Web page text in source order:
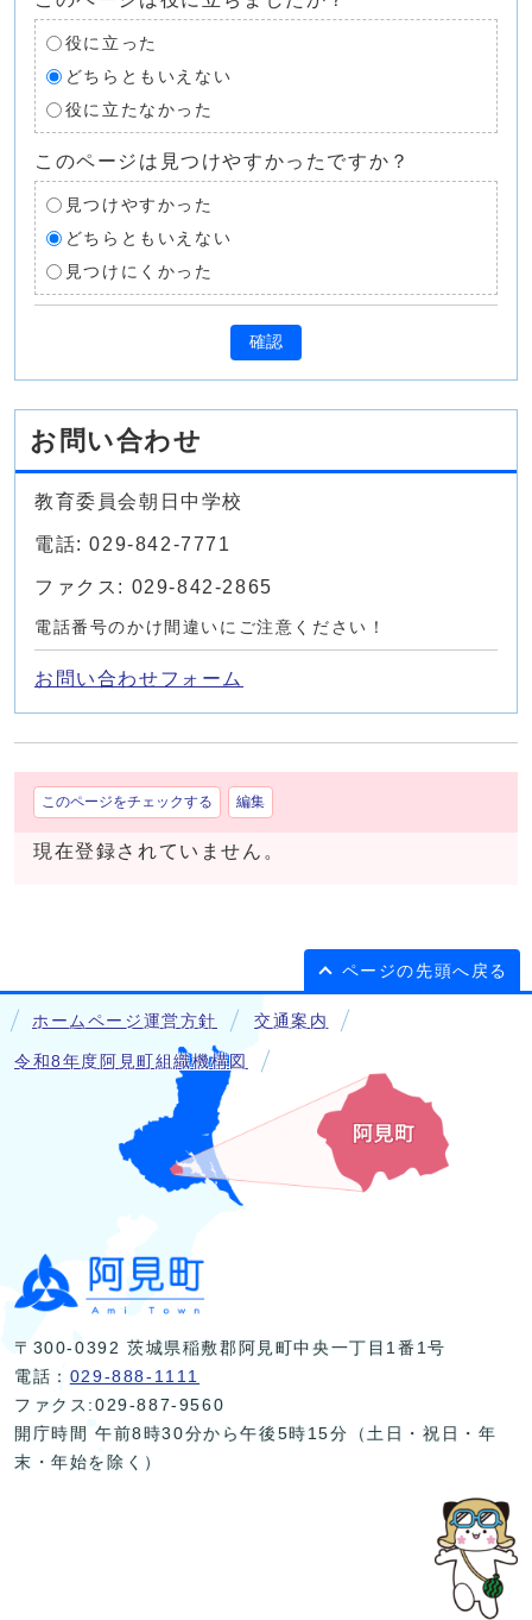
役に立った
どちらともいえない
役に立たなかった
このページは見つけやすかったですか？
見つけやすかった
どちらともいえない
見つけにくかった
確認
お問い合わせ
教育委員会朝日中学校
電話: 029-842-7771
ファクス: 029-842-2865
電話番号のかけ間違いにご注意ください！
お問い合わせフォーム
このページをチェックする 編集
現在登録されていません。
ページの先頭へ戻る
ホームページ運営方針 交通案内
令和8年度阿見町組織機構図
〒300-0392 茨城県稲敷郡阿見町中央一丁目1番1号
電話： 029-888-1111
ファクス:029-887-9560
開庁時間 午前8時30分から午後5時15分（土日・祝日・年
末・年始を除く）